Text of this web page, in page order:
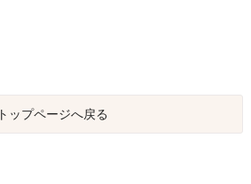
トップページへ戻る